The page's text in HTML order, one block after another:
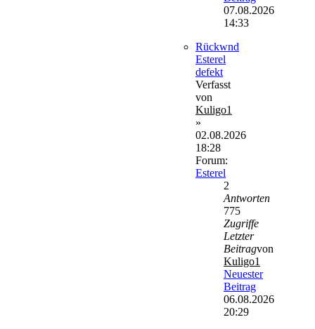
07.08.2026
14:33
Rückwnd
Esterel
defekt
Verfasst
von
Kuligo1
»
02.08.2026
18:28
Forum:
Esterel
2
Antworten
775
Zugriffe
Letzter
Beitragvon
Kuligo1
Neuester
Beitrag
06.08.2026
20:29